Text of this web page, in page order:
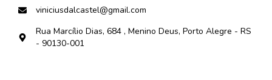
viniciusdalcastel@gmail.com
Rua Marcílio Dias, 684 , Menino Deus, Porto Alegre - RS
- 90130-001